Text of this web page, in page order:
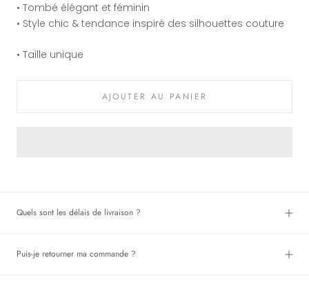
• Tombé élégant et féminin
• Style chic & tendance inspiré des silhouettes couture
• Taille unique
AJOUTER AU PANIER
Quels sont les délais de livraison ?
Puis-je retourner ma commande ?